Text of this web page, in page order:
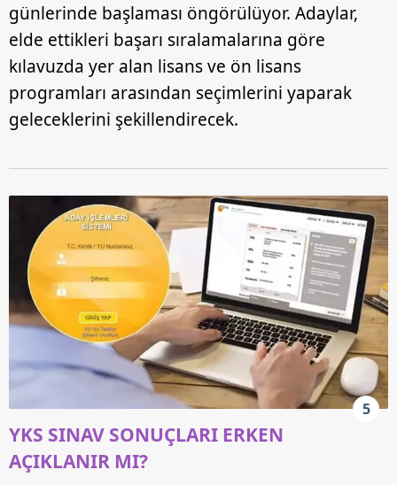
günlerinde başlaması öngörülüyor. Adaylar,
elde ettikleri başarı sıralamalarına göre
kılavuzda yer alan lisans ve ön lisans
programları arasından seçimlerini yaparak
geleceklerini şekillendirecek.
5
YKS SINAV SONUÇLARI ERKEN
AÇIKLANIR MI?